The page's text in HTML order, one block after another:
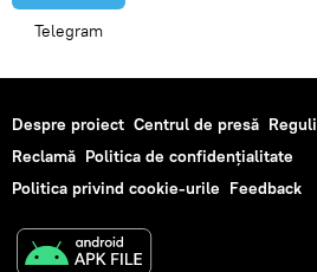
Telegram
Despre proiect Centrul de presă Reguli
Reclamă Politica de confidențialitate
Politica privind cookie-urile Feedback